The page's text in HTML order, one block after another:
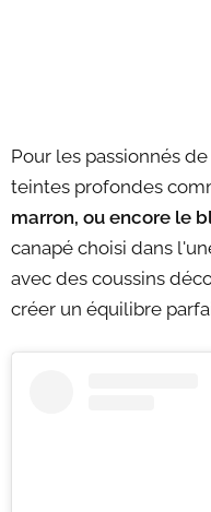
Pour les passionnés
teintes profondes
marron, ou encore le
canapé choisi dans
avec des coussins
créer un équilibre